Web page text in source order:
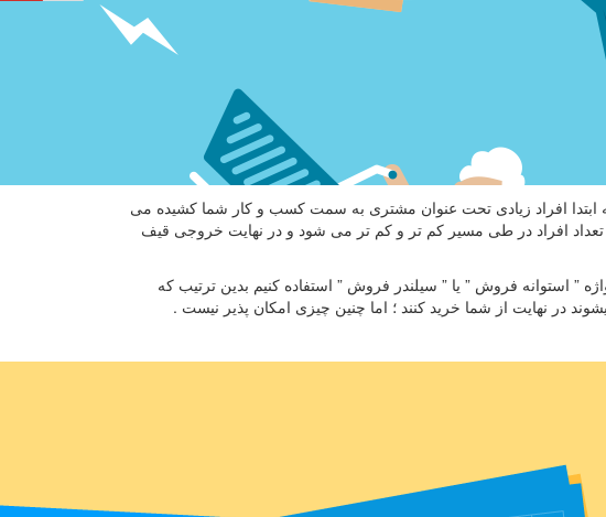
ابتدا افراد زیادی تحت عنوان مشتری به سمت کسب و کار شما کشیده می
افراد در طی مسیر کم تر و کم تر می شود و در نهایت خروجی قیف
” استوانه فروش ” یا ” سیلندر فروش ” استفاده کنیم بدین ترتیب که
در نهایت از شما خرید کنند ؛ اما چنین چیزی امکان پذیر نیست .